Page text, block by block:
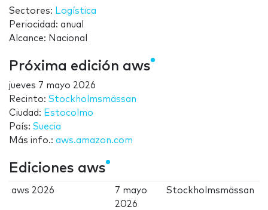
Sectores: Logística
Periocidad: anual
Alcance: Nacional
Próxima edición aws
jueves 7 mayo 2026
Recinto: Stockholmsmässan
Ciudad: Estocolmo
País: Suecia
Más info.: aws.amazon.com
Ediciones aws
aws 2026
7 mayo
2026
Stockholmsmässan